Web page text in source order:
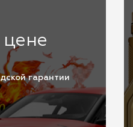
гарантии